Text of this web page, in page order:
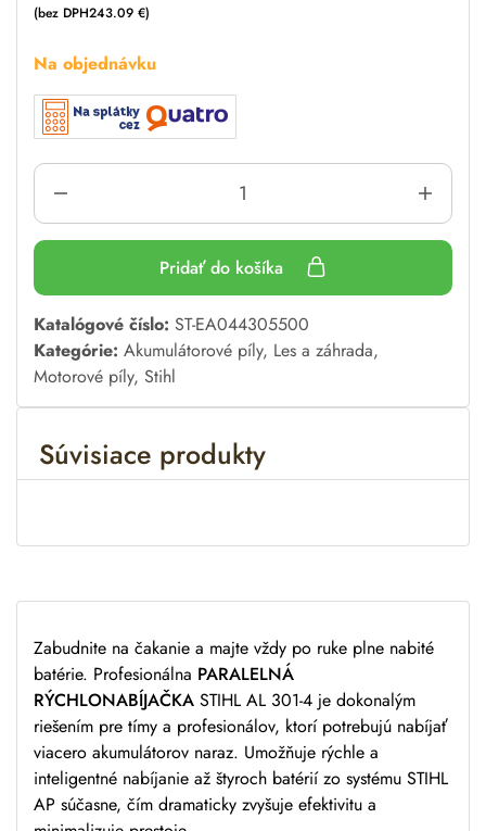
(bez DPH243.09 €)
Na objednávku
Pridať do košíka
A
l
t
e
n
a
Katalógové číslo: ST-EA044305500
Kategórie: Akumulátorové píly, Les a záhrada,
Motorové píly, Stihl
Súvisiace produkty
Zabudnite na čakanie a majte vždy po ruke plne nabité
batérie. Profesionálna PARALELNÁ
RÝCHLONABÍJAČKA STIHL AL 301-4 je dokonalým
riešením pre tímy a profesionálov, ktorí potrebujú nabíjať
viacero akumulátorov naraz. Umožňuje rýchle a
inteligentné nabíjanie až štyroch batérií zo systému STIHL
AP súčasne, čím dramaticky zvyšuje efektivitu a